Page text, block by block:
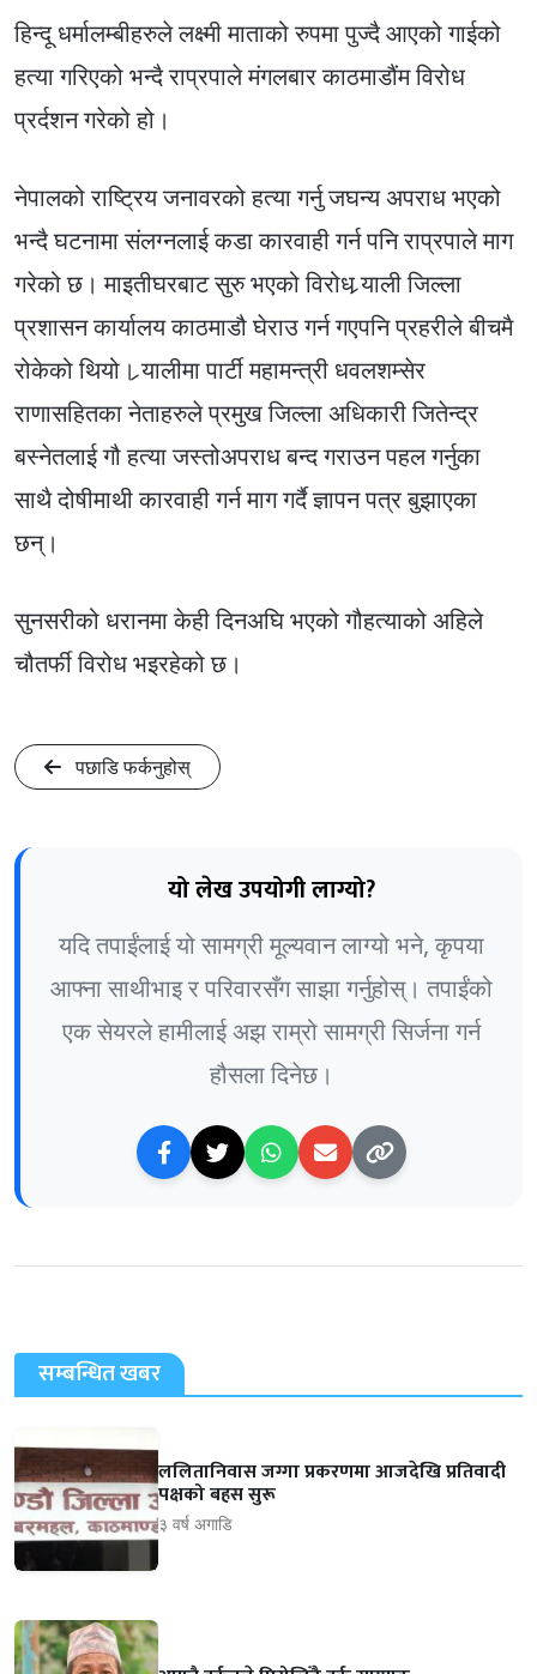
हिन्दू धर्मालम्बीहरुले लक्ष्मी माताको रुपमा पुज्दै आएको गाईको
हत्या गरिएको भन्दै राप्रपाले मंगलबार काठमाडौंम विरोध
प्रर्दशन गरेको हो।
नेपालको राष्ट्रिय जनावरको हत्या गर्नु जघन्य अपराध भएको
भन्दै घटनामा संलग्नलाई कडा कारवाही गर्न पनि राप्रपाले माग
गरेको छ। माइतीघरबाट सुरु भएको विरोध र्‍याली जिल्ला
प्रशासन कार्यालय काठमाडौ घेराउ गर्न गएपनि प्रहरीले बीचमै
रोकेको थियो। र्‍यालीमा पार्टी महामन्त्री धवलशम्सेर
राणासहितका नेताहरुले प्रमुख जिल्ला अधिकारी जितेन्द्र
बस्नेतलाई गौ हत्या जस्तोअपराध बन्द गराउन पहल गर्नुका
साथै दोषीमाथी कारवाही गर्न माग गर्दै ज्ञापन पत्र बुझाएका
छन्।
सुनसरीको धरानमा केही दिनअघि भएको गौहत्याको अहिले
चौतर्फी विरोध भइरहेको छ।
पछाडि फर्कनुहोस्
यो लेख उपयोगी लाग्यो?
यदि तपाईंलाई यो सामग्री मूल्यवान लाग्यो भने, कृपया
आफ्ना साथीभाइ र परिवारसँग साझा गर्नुहोस्। तपाईंको
एक सेयरले हामीलाई अझ राम्रो सामग्री सिर्जना गर्न
हौसला दिनेछ।
सम्बन्धित खबर
ललितानिवास जग्गा प्रकरणमा आजदेखि प्रतिवादी
पक्षको बहस सुरू
३ वर्ष अगाडि